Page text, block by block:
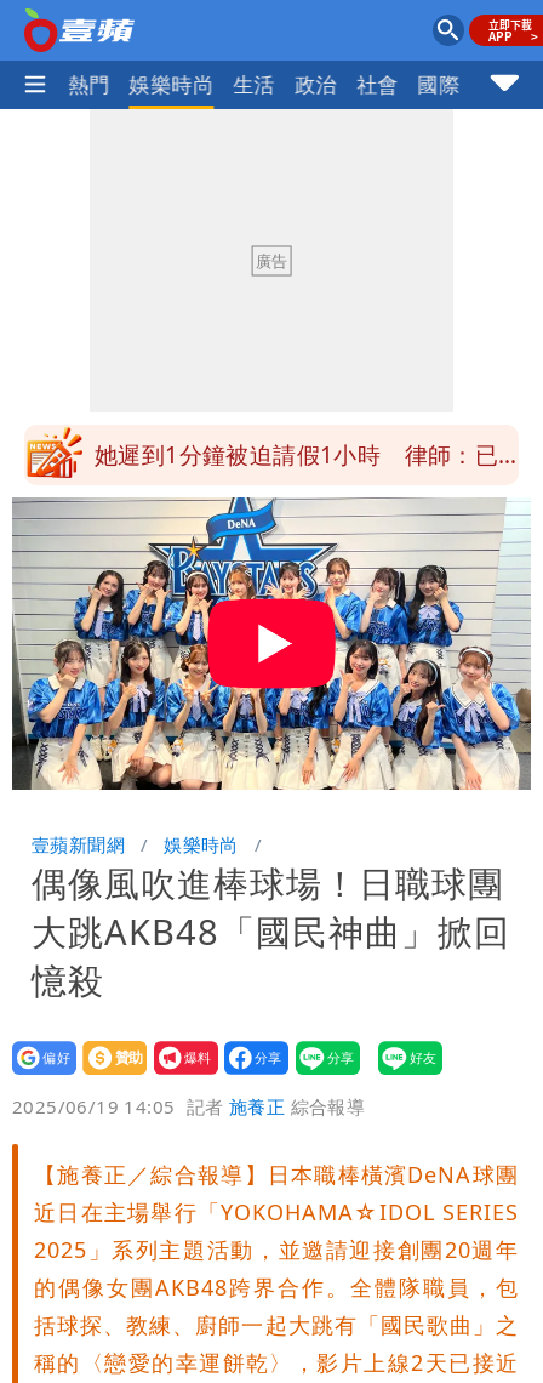
焦點 熱門 娛樂時尚 生活 政治 社會 國際 財經
白海豚暴風侵襲率曝光！北北基破4成
說話了
她遲到1分鐘被迫請假1小時 律師：已
觸法
白海豚颱風進逼！北市再放整備假？蔣萬
安說了
哈根達斯「買10送12」！超商冰品好康
快看 思樂冰僅10元
華語天王遭亂爆私生子 周杰倫無辜捲
入！杰威爾發聲明怒斥
比政府還有愛！台灣暖捐熊本「1物資」
日人讚爆：乾脆給台灣統治
這次真的不一樣？南亞科砸3466億拚先
任」
獨家｜蕭敬騰「渡邉」日料店慘遇惡房
東！漲租→續約前翻臉→存證信逼遷
Summer火大（壹蘋10點強打）
苦茶癌油｜威加2老闆交保！採購、中間
商羈押禁見
廉航新規「頭頂置物櫃收費」 網崩潰：
上廁所多少？
白海豚路徑變了！專家：離台又更近 暴
風圈逼近岸處
3資深房仲遭聲押禁見！士院裁定全交保
＋限居
UNIQLO涼感衣不涼？店員揭「洗標編
號」藏玄機
國家隊戰績！投資報酬率飆81％ 台積
電一檔狂賺76億
賴清德「總統級嘲諷」嗆爆盧秀燕！8年
總帳一次掀翻
70歲姜厚任攜小2輪女友現身！交往原因
壹蘋新聞網 娛樂時尚
偶像風吹進棒球場！日職球團
大跳AKB48「國民神曲」掀回
憶殺
設為
贊助
我要
爆料
2025/06/19 14:05 記者施養正 綜合報導
【施養正／綜合報導】日本職棒橫濱DeNA球團
近日在主場舉行「YOKOHAMA☆IDOL SERIES
2025」系列主題活動，並邀請迎接創團20週年
的偶像女團AKB48跨界合作。全體隊職員，包
括球探、教練、廚師一起大跳有「國民歌曲」之
稱的〈戀愛的幸運餅乾〉，影片上線2天已接近